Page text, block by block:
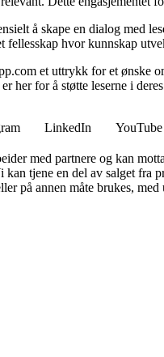
å skape en dialog med
fellesskap hvor kunnskap
et uttrykk for et ønske
her for å støtte leserne i
LinkedIn YouTube
med partnere og kan
tjene en del av salget fra
på annen måte brukes,